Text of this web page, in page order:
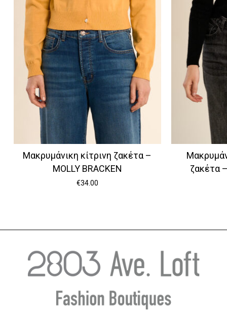
Μακρυμάνικη κίτρινη ζακέτα –
MOLLY BRACKEN
€34.00
ζακέτα